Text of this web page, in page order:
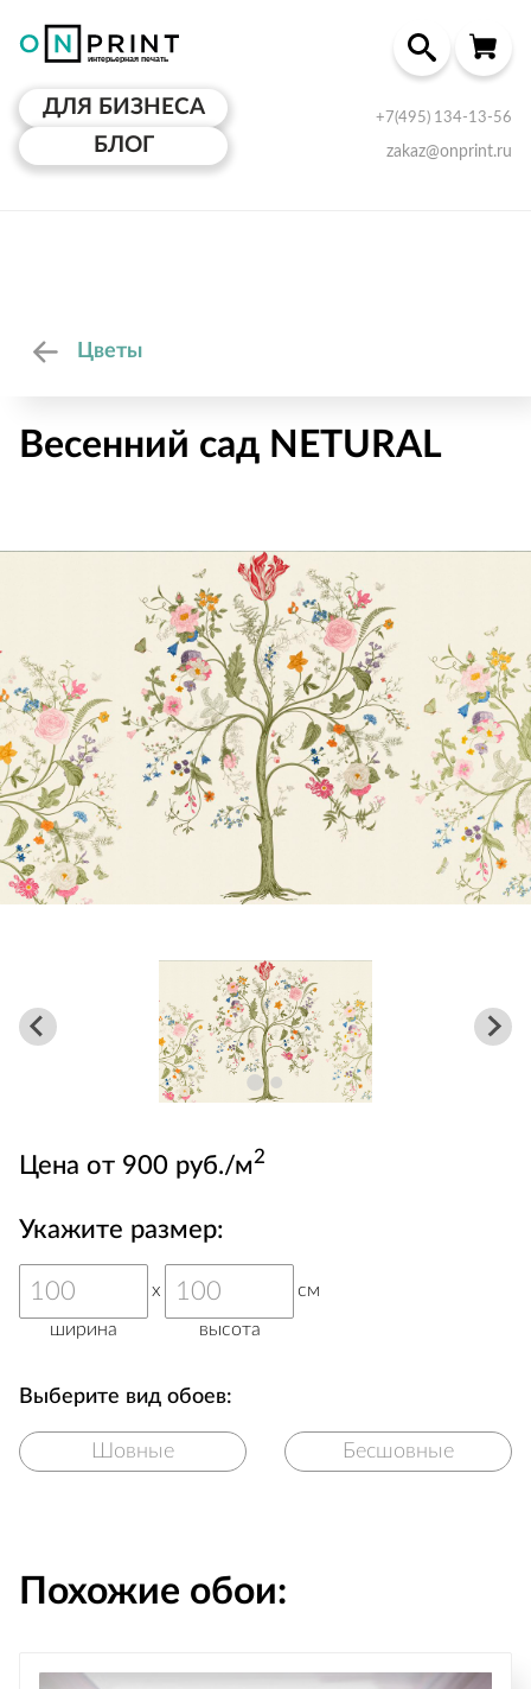
ДЛЯ БИЗНЕСА
БЛОГ
+7(495) 134-13-56
zakaz@onprint.ru
Цветы
Весенний сад NETURAL
Цена от 900 руб./м2
Укажите размер:
ширина
x
высота
см
Выберите вид обоев:
Шовные Бесшовные
Похожие обои: